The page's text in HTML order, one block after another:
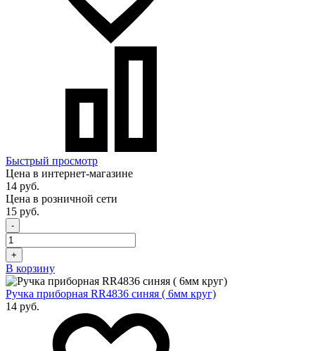
Быстрый просмотр
Цена в интернет-магазине
14 руб.
Цена в розничной сети
15 руб.
-
+
В корзину
Ручка приборная RR4836 синяя ( 6мм круг)
14 руб.